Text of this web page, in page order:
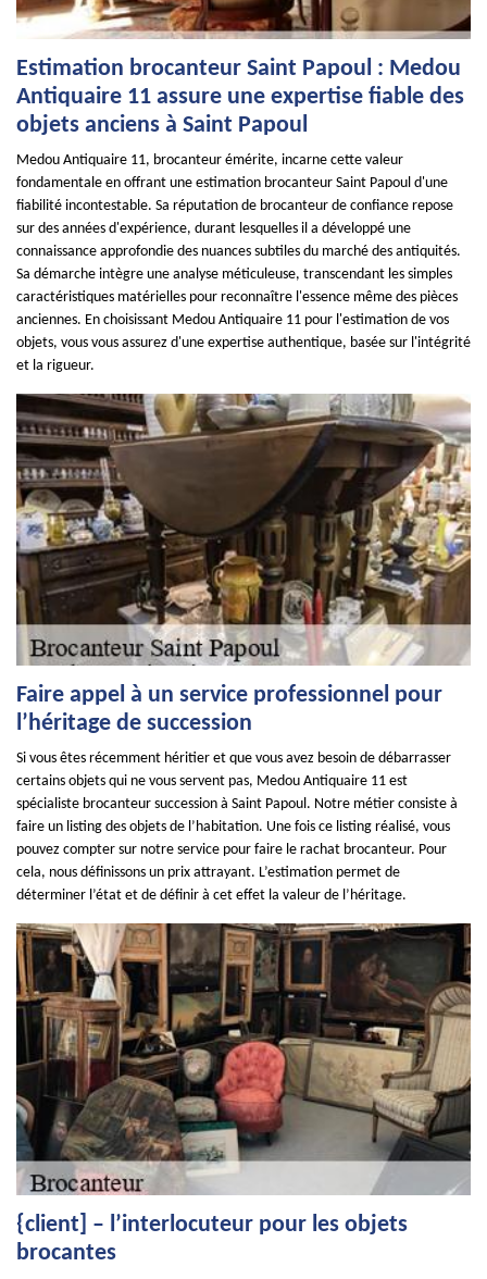
Estimation brocanteur Saint Papoul : Medou
Antiquaire 11 assure une expertise fiable des
objets anciens à Saint Papoul
Medou Antiquaire 11, brocanteur émérite, incarne cette valeur
fondamentale en offrant une estimation brocanteur Saint Papoul d'une
fiabilité incontestable. Sa réputation de brocanteur de confiance repose
sur des années d'expérience, durant lesquelles il a développé une
connaissance approfondie des nuances subtiles du marché des antiquités.
Sa démarche intègre une analyse méticuleuse, transcendant les simples
caractéristiques matérielles pour reconnaître l'essence même des pièces
anciennes. En choisissant Medou Antiquaire 11 pour l'estimation de vos
objets, vous vous assurez d'une expertise authentique, basée sur l'intégrité
et la rigueur.
Faire appel à un service professionnel pour
l’héritage de succession
Si vous êtes récemment héritier et que vous avez besoin de débarrasser
certains objets qui ne vous servent pas, Medou Antiquaire 11 est
spécialiste brocanteur succession à Saint Papoul. Notre métier consiste à
faire un listing des objets de l’habitation. Une fois ce listing réalisé, vous
pouvez compter sur notre service pour faire le rachat brocanteur. Pour
cela, nous définissons un prix attrayant. L’estimation permet de
déterminer l’état et de définir à cet effet la valeur de l’héritage.
{client] – l’interlocuteur pour les objets
brocantes